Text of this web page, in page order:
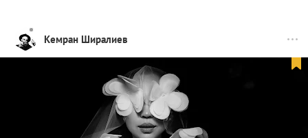
Кемран Ширалиев